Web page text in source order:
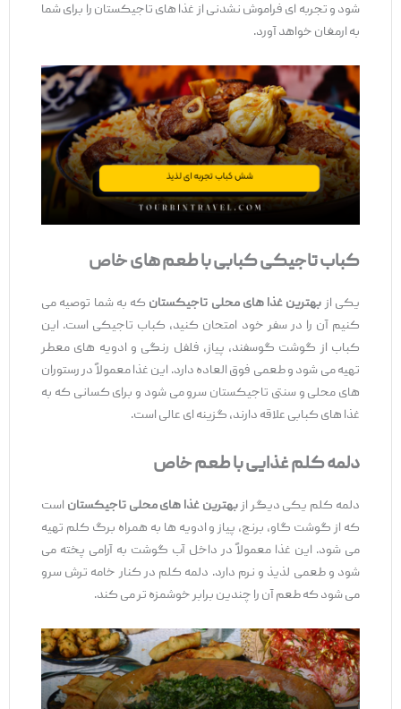
‌شود و تجربه ‌ای فراموش ‌نشدنی از غذا های تاجیکستان را برای شما
به ارمغان خواهد آورد.
کباب تاجیکی کبابی با طعم ‌های خاص
یکی از بهترین غذا های محلی تاجیکستانکه به شما توصیه می
‌کنیم آن را در سفر خود امتحان کنید، کباب تاجیکی است. این
کباب از گوشت گوسفند، پیاز، فلفل رنگی و ادویه ‌های معطر
تهیه می ‌شود و طعمی فوق ‌العاده دارد. این غذا معمولاً در رستوران
‌های محلی و سنتی تاجیکستان سرو می ‌شود و برای کسانی که به
غذا های کبابی علاقه دارند، گزینه ‌ای عالی است.
دلمه کلمغذایی با طعم خاص
دلمه کلم یکی دیگر از بهترین غذا های محلی تاجیکستاناست
که از گوشت گاو، برنج، پیاز و ادویه ‌ها به همراه برگ کلم تهیه
می ‌شود. این غذا معمولاً در داخل آب گوشت به آرامی پخته می
‌شود و طعمی لذیذ و نرم دارد. دلمه کلم در کنار خامه ترش سرو
می‌ شود که طعم آن را چندین برابر خوشمزه ‌تر می‌ کند.